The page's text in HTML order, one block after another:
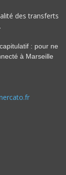
des transferts
: pour ne
à Marseille